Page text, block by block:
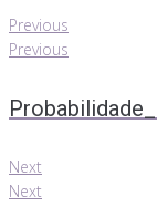
Previous
Previous
Next
Next